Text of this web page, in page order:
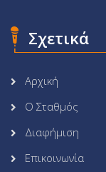
Σχετικά
Αρχική
Ο Σταθμός
Διαφήμιση
Επικοινωνία